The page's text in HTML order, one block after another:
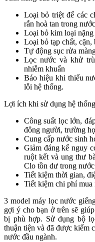
Loại bỏ triệt để các
rắn hoà tan trong
Loại bỏ kim loại
Loại bỏ tạp chất, cặn,
Tự động sục rửa
Lọc nước và khử
nhiễm khuẩn
Báo hiệu khi thiếu
lỗi hệ thống.
Lợi ích khi sử dụng hệ
Công suất lọc lớn,
đông người, trường
Cung cấp nước sinh
Giảm đáng kể nguy
ruột kết và ung thư
Clo tồn dư trong
Tiết kiệm thời gian,
Tiết kiệm chi phí mua
3 model máy lọc nước
gợi ý cho bạn ở trên sẽ
bị phù hợp. Sử dụng bộ
thuận tiện và đã được kiểm
nước đầu ngành.